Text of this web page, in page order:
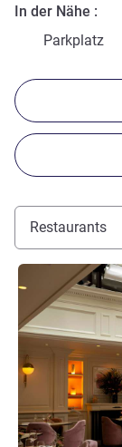
In der Nähe
Parkplatz
Restaurants
Details ansehen